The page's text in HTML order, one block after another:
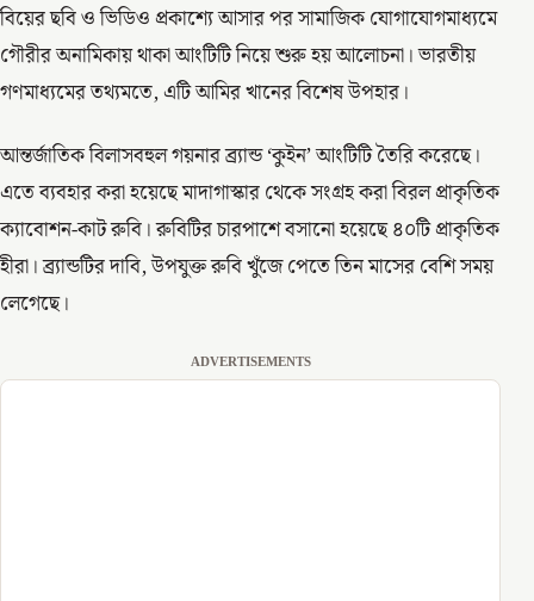
বিয়ের ছবি ও ভিডিও প্রকাশ্যে আসার পর সামাজিক যোগাযোগমাধ্যমে
গৌরীর অনামিকায় থাকা আংটিটি নিয়ে শুরু হয় আলোচনা। ভারতীয়
গণমাধ্যমের তথ্যমতে, এটি আমির খানের বিশেষ উপহার।
আন্তর্জাতিক বিলাসবহুল গয়নার ব্র্যান্ড ‘কুইন’ আংটিটি তৈরি করেছে।
এতে ব্যবহার করা হয়েছে মাদাগাস্কার থেকে সংগ্রহ করা বিরল প্রাকৃতিক
ক্যাবোশন-কাট রুবি। রুবিটির চারপাশে বসানো হয়েছে ৪০টি প্রাকৃতিক
হীরা। ব্র্যান্ডটির দাবি, উপযুক্ত রুবি খুঁজে পেতে তিন মাসের বেশি সময়
লেগেছে।
ADVERTISEMENTS